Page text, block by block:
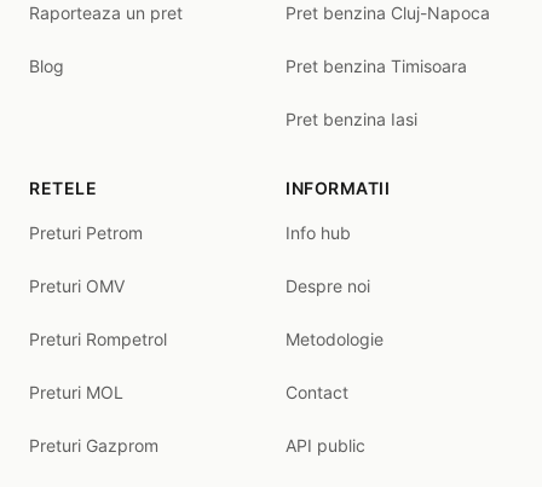
Raporteaza un pret
Blog
Pret benzina Cluj-Napoca
Pret benzina Timisoara
Pret benzina Iasi
RETELE
Preturi Petrom
Preturi OMV
Preturi Rompetrol
Preturi MOL
Preturi Gazprom
INFORMATII
Info hub
Despre noi
Metodologie
Contact
API public